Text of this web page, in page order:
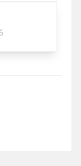
für Ihre